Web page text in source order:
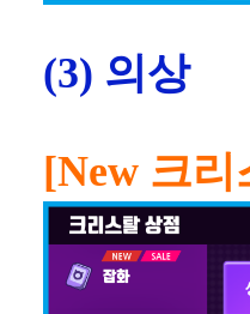
(3) 의상
[New 크